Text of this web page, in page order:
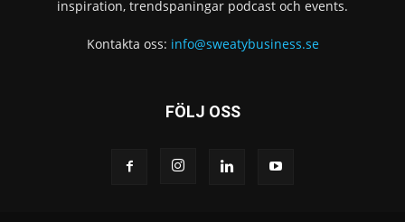
inspiration, trendspaningar podcast och events.
Kontakta oss: info@sweatybusiness.se
FÖLJ OSS